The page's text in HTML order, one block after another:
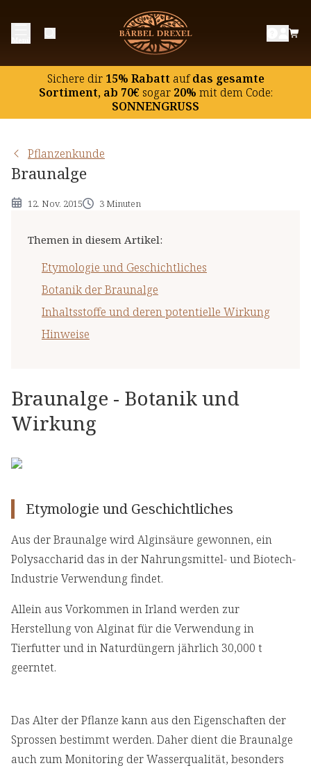
Sichere dir15% Rabatt aufdas gesamte
Sortiment, ab 70€ sogar20% mit dem Code:
SONNENGRUSS
Pflanzenkunde
Braunalge
12. Nov. 2015 3 Minuten
Themen in diesem Artikel:
Etymologie und Geschichtliches
Botanik der Braunalge
Inhaltsstoffe und deren potentielle Wirkung
Hinweise
Etymologie und Geschichtliches
Botanik der Braunalge
Inhaltsstoffe und deren potentielle Wirkung
Hinweise
Braunalge - Botanik und
Wirkung
Etymologie und Geschichtliches
Aus der Braunalge wird Alginsäure gewonnen, ein
Polysaccharid das in der Nahrungsmittel- und Biotech-
Industrie Verwendung findet.
Allein aus Vorkommen in Irland werden zur
Herstellung von Alginat für die Verwendung in
Tierfutter und in Naturdüngern jährlich 30,000 t
geerntet.
Das Alter der Pflanze kann aus den Eigenschaften der
Sprossen bestimmt werden. Daher dient die Braunalge
auch zum Monitoring der Wasserqualität, besonders